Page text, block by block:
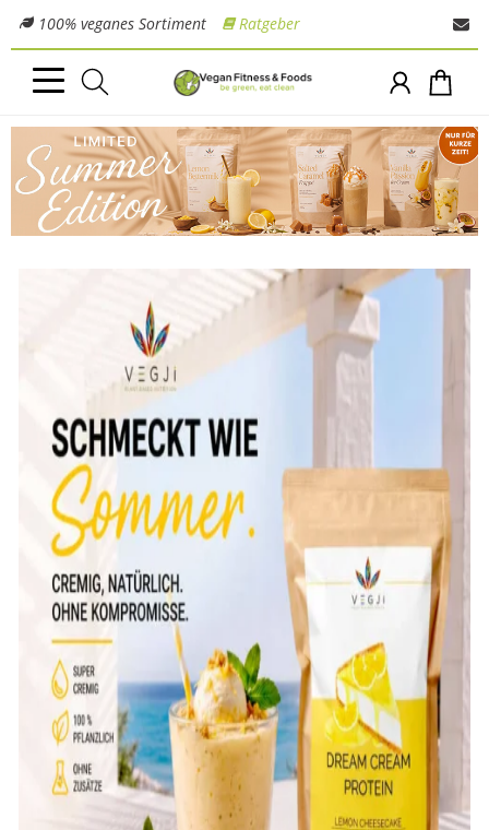
100% veganes Sortiment Ratgeber